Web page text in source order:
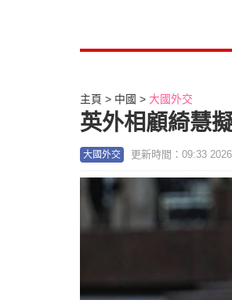
主頁 中國 大國外交
英外相顧綺慧
大國外交 更新時間：09:33